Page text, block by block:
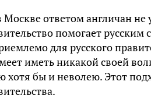
Москве ответом англичан не
помогает
для русского
иметь никакой своей
хотя бы и неволею. Этот